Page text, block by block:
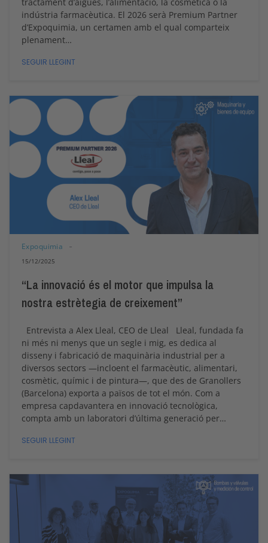
indústria farmacèutica. El 2026 serà Premium Partner
d’Expoquimia, un certamen amb el qual comparteix
plenament…
SEGUIR LLEGINT
Expoquimia
15/12/2025
“La innovació és el motor que impulsa la
nostra estrètegia de creixement”
Entrevista a Alex Lleal, CEO de Lleal Lleal, fundada fa
ni més ni menys que un segle i mig, es dedica al
disseny i fabricació de maquinària industrial per a
diversos sectors —incloent el farmacèutic, alimentari,
cosmètic, químic i de pintura—, que des de Granollers
(Barcelona) exporta a països de tot el món. Com a
empresa capdavantera en innovació tecnològica,
compta amb un laboratori d’última generació per…
SEGUIR LLEGINT